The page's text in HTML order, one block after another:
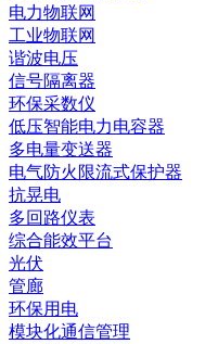
电力物联网
工业物联网
谐波电压
信号隔离器
环保采数仪
低压智能电力电容器
多电量变送器
电气防火限流式保护器
抗晃电
多回路仪表
综合能效平台
光伏
管廊
环保用电
模块化通信管理